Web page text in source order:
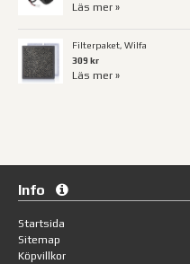
Läs mer »
Filterpaket, Wilfa
309 kr
Läs mer »
Info
Startsida
Sitemap
Köpvillkor